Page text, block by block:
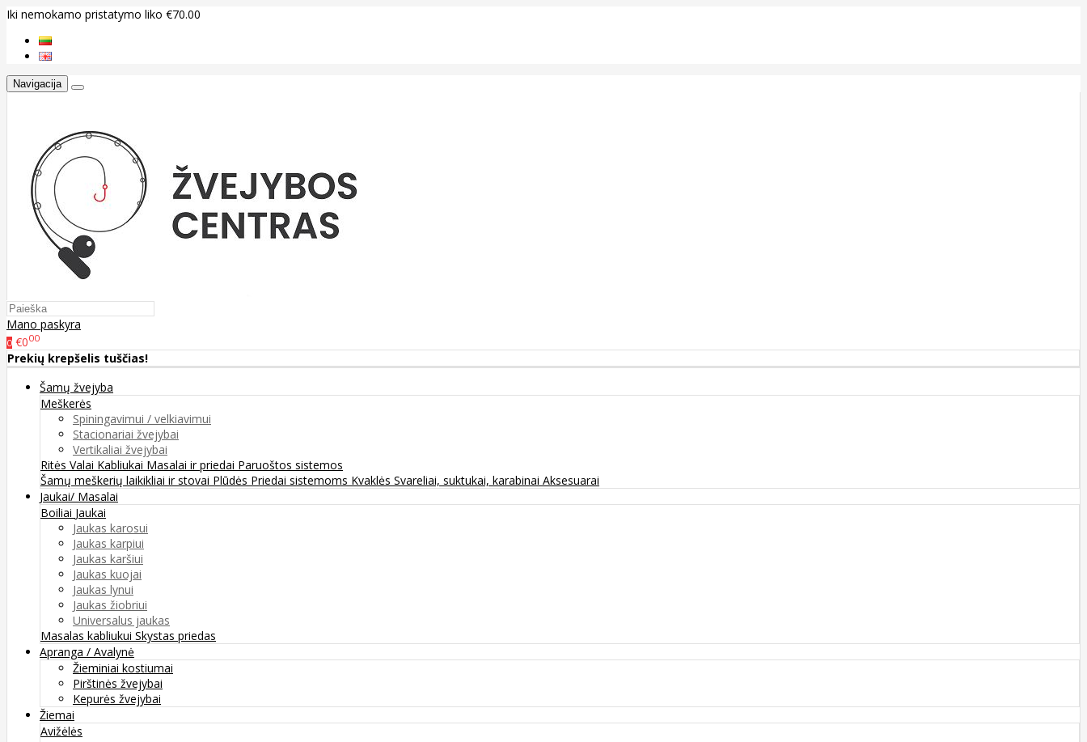
Iki nemokamo pristatymo liko €70.00
Navigacija
Mano paskyra
0 €000
Prekių krepšelis tuščias!
Šamų žvejyba
Meškerės
Spiningavimui / velkiavimui
Stacionariai žvejybai
Vertikaliai žvejybai
Ritės Valai Kabliukai Masalai ir priedai Paruoštos sistemos
Šamų meškerių laikikliai ir stovai Plūdės Priedai sistemoms Kvaklės Svareliai, suktukai, karabinai Aksesuarai
Jaukai/ Masalai
Boiliai Jaukai
Jaukas karosui
Jaukas karpiui
Jaukas karšiui
Jaukas kuojai
Jaukas lynui
Jaukas žiobriui
Universalus jaukas
Masalas kabliukui Skystas priedas
Apranga / Avalynė
Žieminiai kostiumai
Pirštinės žvejybai
Kepurės žvejybai
Žiemai
Avižėlės